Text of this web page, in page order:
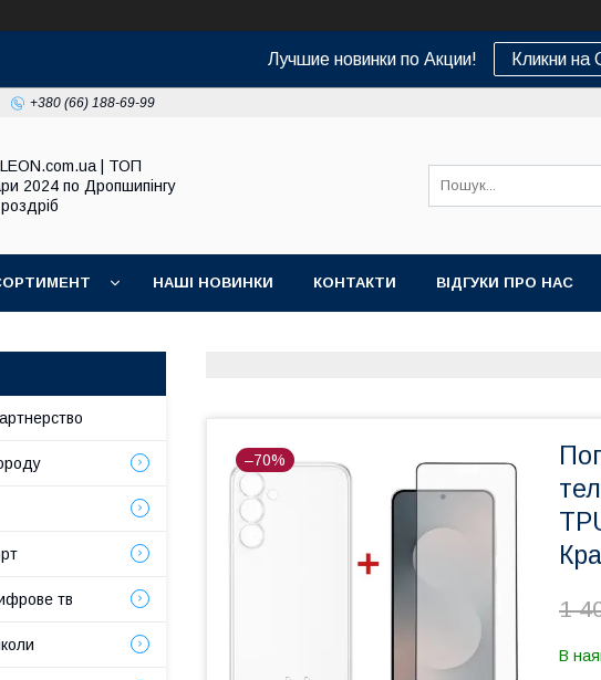
Лучшие новинки по Акции! Кликни на
+380 (66) 188-69-99
| ТОП
2024 по Дропшипінгу
НАШІ НОВИНКИ КОНТАКТИ ВІДГУКИ ПРО НАС
–70%
1
В
тв